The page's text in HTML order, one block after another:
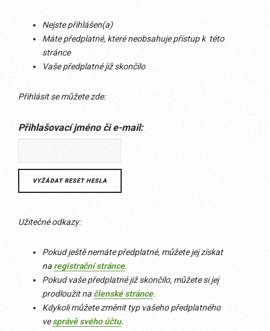
Nejste přihlášen(a)
Máte předplatné, které neobsahuje přístup k této
stránce
Vaše předplatné již skončilo
Přihlásit se můžete zde:
Přihlašovací jméno či e-mail:
Užitečné odkazy:
Pokud ještě nemáte předplatné, můžete jej získat
na registrační stránce.
Pokud vaše předplatné již skončilo, můžete si jej
prodloužit na členské stránce.
Kdykoli můžete změnit typ vašeho předplatného
vesprávě svého účtu.